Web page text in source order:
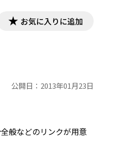
お気に入りに追加
公開日： 2013年01月23日
般などのリンクが用意